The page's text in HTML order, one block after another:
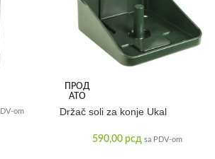
om
ПРОД
АТО
Držač soli za konje Ukal
590,00 рсд sa PDV-om